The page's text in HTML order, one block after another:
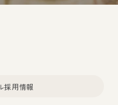
採用情報